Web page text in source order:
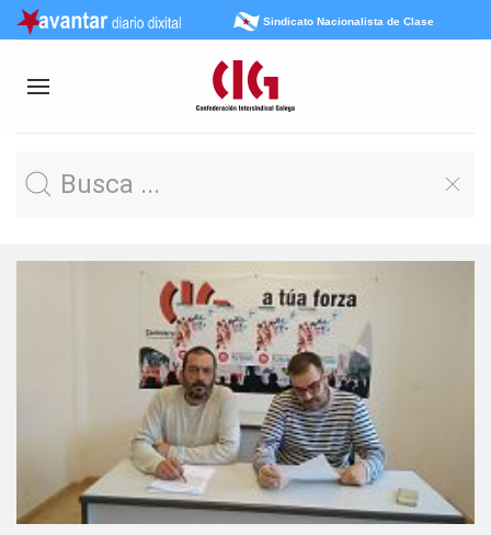
Sindicato Nacionalista de Clase